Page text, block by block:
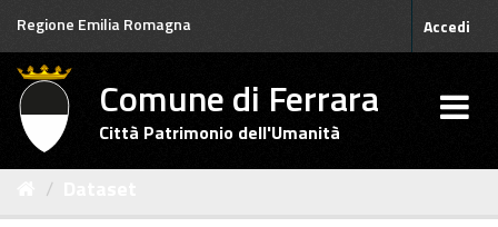
Salta
contenuto
Regione Emilia Romagna Accedi
Comune di Ferrara
Città Patrimonio dell'Umanità